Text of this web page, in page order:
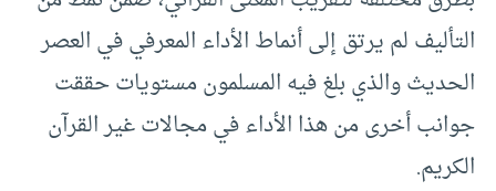
التأليف لم يرتق إلى أنماط الأداء المعرفي في العصر
الحديث والذي بلغ فيه المسلمون مستويات حققت
جوانب أخرى من هذا الأداء في مجالات غير القرآن
الكريم.